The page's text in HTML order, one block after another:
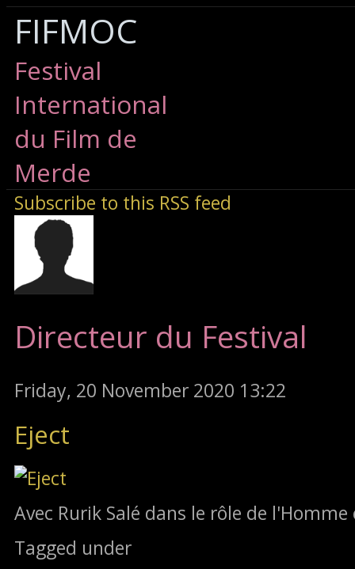
FIFMOC
Festival
International
du Film de
Merde
Subscribe to this RSS feed
Directeur du Festival
Friday, 20 November 2020 13:22
Eject
Avec Rurik Salé dans le rôle de l'Homme
Tagged under